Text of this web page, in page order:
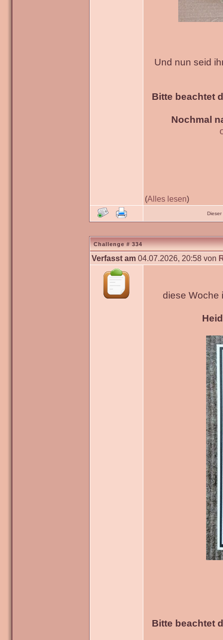
Und nun seid
Bitte beachtet
Nochmal
(Alles lesen)
Challenge # 334
Verfasst am 04.07.2026, 20:58 von
diese Woche
Bitte beachtet